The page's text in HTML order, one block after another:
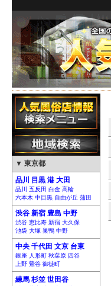
▼ 東京都
品川 目黒 港 大田
品川 五反田 白金 高輪
六本木 中目黒 自由が丘 蒲田
渋谷 新宿 豊島 中野
渋谷 恵比寿 新宿 大久保
池袋 大塚 巣鴨 中野
中央 千代田 文京 台東
銀座 人形町 秋葉原 四谷
上野 鶯谷 御徒町
練馬 杉並 世田谷